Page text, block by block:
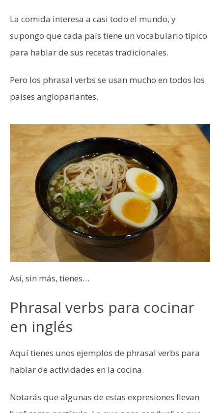
La comida interesa a casi todo el mundo, y
supongo que cada país tiene un vocabulario típico
para hablar de sus recetas tradicionales.
Pero los phrasal verbs se usan mucho en todos los
países angloparlantes.
Así, sin más, tienes…
Phrasal verbs para cocinar
en inglés
Aquí tienes unos ejemplos de phrasal verbs para
hablar de actividades en la cocina.
Notarás que algunas de estas expresiones llevan